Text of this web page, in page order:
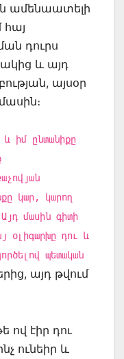
ամենաատելի
հայ
դուրս
և այդ
այսօր
և իմ ընտանիքը
կար, կարող
մասին գիտի
օլիգարխը դու և
պետական
այդ թվում
ով էիր դու
ունեիր և